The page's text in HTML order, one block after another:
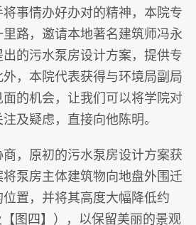
事情办好办对的精神，本院专
路，邀请本地著名建筑师冯永
的污水泵房设计方案，提供专
，本院代表获得与环境局副局
的机会，让我们可以将学院对
及疑虑，直接向他陈明。
，原初的污水泵房设计方案获
泵房主体建筑物向地盘外围迁
置，并将其高度大幅降低约
图四】），以保留美丽的景观